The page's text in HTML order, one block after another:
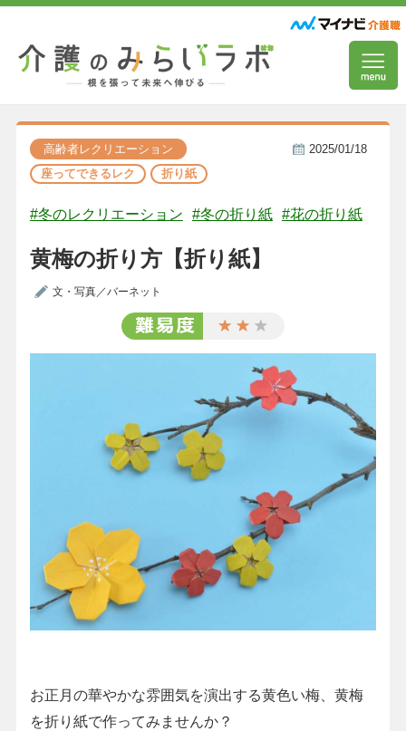
高齢者レクリエーション
座ってできるレク
折り紙
2025/01/18
#冬のレクリエーション #冬の折り紙 #花の折り紙
黄梅の折り方【折り紙】
文・写真／バーネット
お正月の華やかな雰囲気を演出する黄色い梅、黄梅
を折り紙で作ってみませんか？